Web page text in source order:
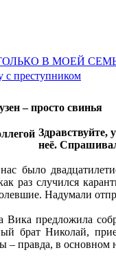
В МОЕЙ
с преступником
– просто свинья
неё.
было
раз случился
Надумали
Вика предложила
брат Николай,
– правда, в